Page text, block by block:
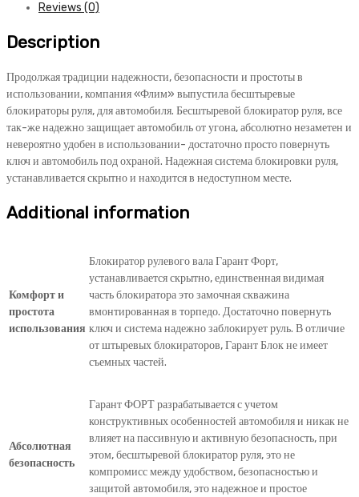
2018
Reviews (0)
Description
Продолжая традиции надежности, безопасности и простоты в
использовании, компания «Флим» выпустила бесштыревые
блокираторы руля, для автомобиля. Бесштыревой блокиратор руля, все
так-же надежно защищает автомобиль от угона, абсолютно незаметен и
невероятно удобен в использовании- достаточно просто повернуть
ключ и автомобиль под охраной. Надежная система блокировки руля,
устанавливается скрытно и находится в недоступном месте.
Additional information
Комфорт и
простота
использования
Блокиратор рулевого вала Гарант Форт,
устанавливается скрытно, единственная видимая
часть блокиратора это замочная скважина
вмонтированная в торпедо. Достаточно повернуть
ключ и система надежно заблокирует руль. В отличие
от штыревых блокираторов, Гарант Блок не имеет
съемных частей.
Абсолютная
безопасность
Гарант ФОРТ разрабатывается с учетом
конструктивных особенностей автомобиля и никак не
влияет на пассивную и активную безопасность, при
этом, бесштыревой блокиратор руля, это не
компромисс между удобством, безопасностью и
защитой автомобиля, это надежное и простое